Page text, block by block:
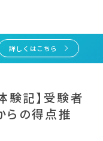
詳しくはこちら
験記】受験者
らの得点推